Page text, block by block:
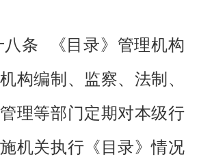
八条 《目录》管理机构
构编制、监察、法制、
理等部门定期对本级行
机关执行《目录》情况